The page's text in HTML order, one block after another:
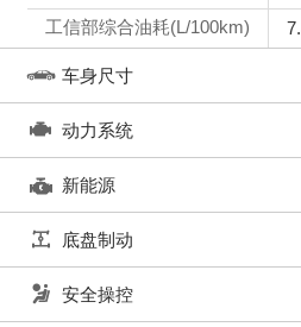
工信部综合油耗(L/100km)
车身尺寸
动力系统
新能源
底盘制动
安全操控